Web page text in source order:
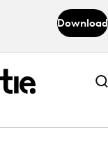
Download
Abonneer nu
Abonneer nu